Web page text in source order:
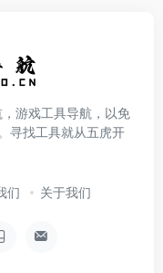
游戏工具导航，以免
寻找工具就从五虎开
们 关于我们